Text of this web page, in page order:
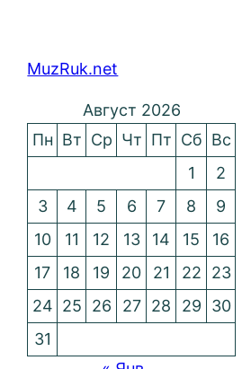
MuzRuk.net
Август 2026
Пн Вт Ср Чт Пт Сб Вс
1
2
3
4 5 6 7 8
9
10
11 12 13 14 15
16
17
18 19 20 21 22
23
24 25 26 27 28 29
30
31